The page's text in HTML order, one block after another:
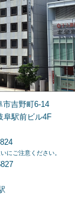
吉野町6-14
前ビル4F
にご注意ください。